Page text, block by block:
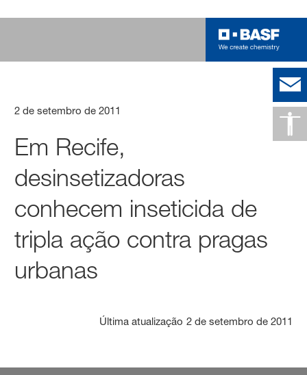
2 de setembro de 2011
Em Recife,
desinsetizadoras
conhecem inseticida de
tripla ação contra pragas
urbanas
Última atualização 2 de setembro de 2011